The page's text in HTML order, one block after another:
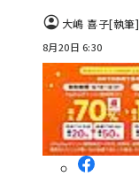
大嶋 喜子[執筆]
8月20日 6:30